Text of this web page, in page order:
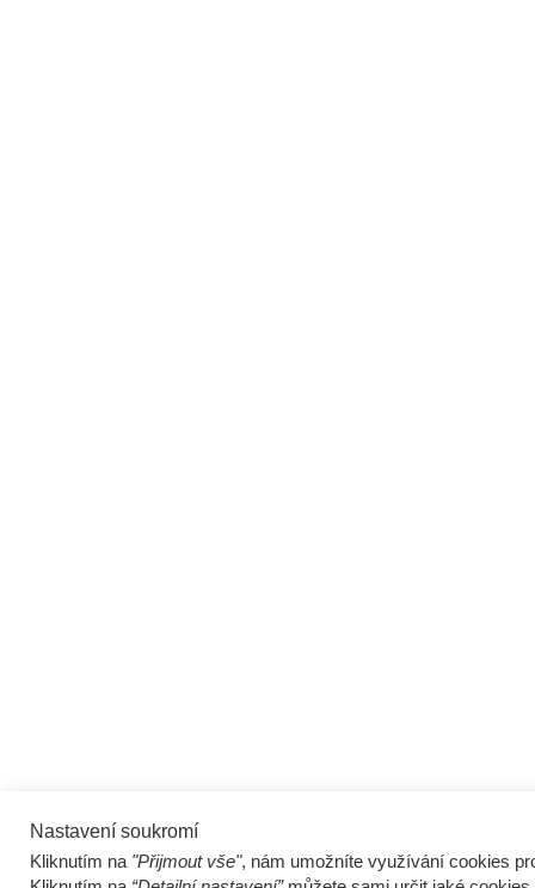
Nastavení soukromí
Kliknutím na "Přijmout vše", nám umožníte využívání cookies